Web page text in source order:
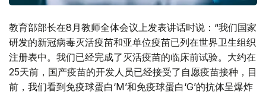
教育部部长在8月教师全体会议上发表讲话时说：“我们国家
研发的新冠病毒灭活疫苗和亚单位疫苗已列在世界卫生组织
注册表中。我们已经完成了灭活疫苗的临床前试验。大约在
25天前，国产疫苗的开发人员已经接受了自愿疫苗接种，目
前，我们看到免疫球蛋白‘M’和免疫球蛋白‘G’的抗体呈爆炸